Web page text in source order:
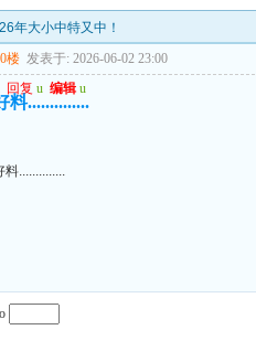
年大小中特又中！
楼 发表于: 2026-06-02 23:00
回复 u 编辑 u
料..............
料..............